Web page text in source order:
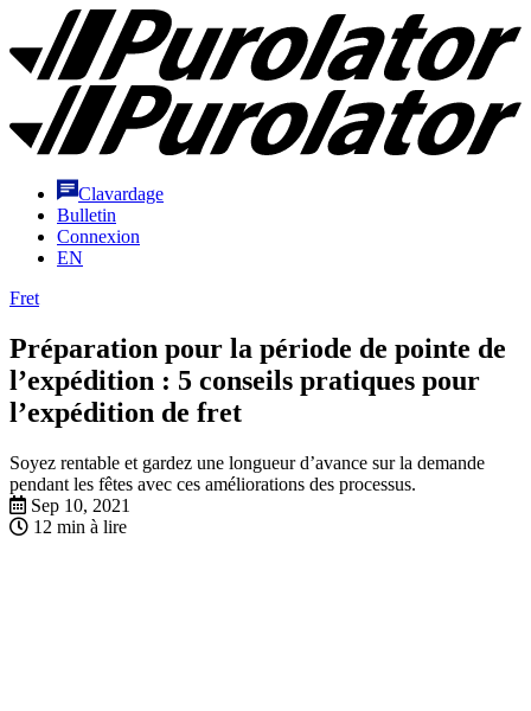
contenu
Purolator
Homepage
Clavardage
Bulletin
Connexion
EN
Fret
Préparation pour la période de pointe de
l’expédition : 5 conseils pratiques pour
l’expédition de fret
Soyez rentable et gardez une longueur d’avance sur la demande
pendant les fêtes avec ces améliorations des processus.
Sep 10, 2021
12 min à lire